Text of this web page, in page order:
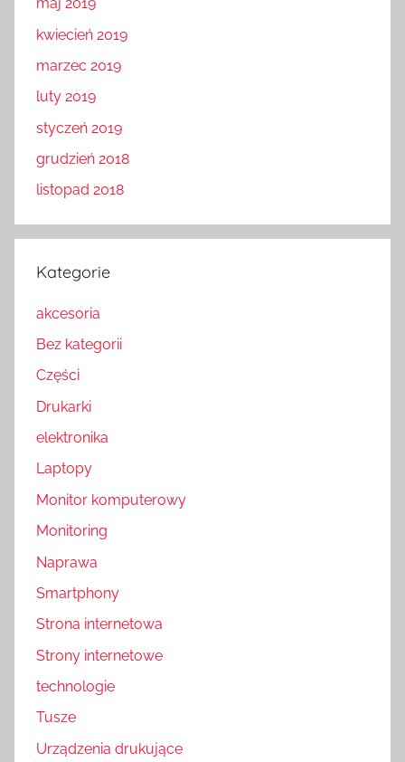
kwiecień 2019
marzec 2019
luty 2019
styczeń 2019
grudzień 2018
listopad 2018
Kategorie
akcesoria
Bez kategorii
Części
Drukarki
elektronika
Laptopy
Monitor komputerowy
Monitoring
Naprawa
Smartphony
Strona internetowa
Strony internetowe
technologie
Tusze
Urządzenia drukujące